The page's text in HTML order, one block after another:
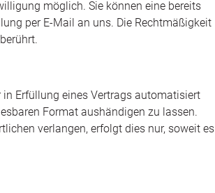
möglich. Sie können eine bereits
per E-Mail an uns. Die Rechtmäßigkeit
Erfüllung eines Vertrags automatisiert
Format aushändigen zu lassen.
verlangen, erfolgt dies nur, soweit es